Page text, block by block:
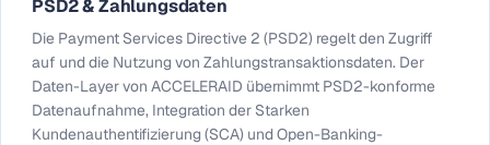
PSD2 & Zahlungsdaten
Die Payment Services Directive 2 (PSD2) regelt den Zugriff
auf und die Nutzung von Zahlungstransaktionsdaten. Der
Daten-Layer von ACCELERAID übernimmt PSD2-konforme
Datenaufnahme, Integration der Starken
Kundenauthentifizierung (SCA) und Open-Banking-